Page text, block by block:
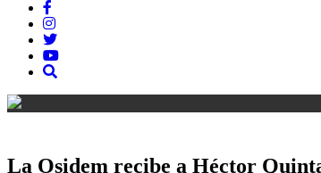
La Osidem recibe a Héctor